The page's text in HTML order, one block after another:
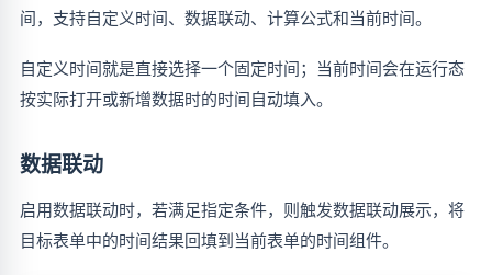
间，支持自定义时间、数据联动、计算公式和当前时间。
自定义时间就是直接选择一个固定时间；当前时间会在运行态
按实际打开或新增数据时的时间自动填入。
数据联动
启用数据联动时，若满足指定条件，则触发数据联动展示，将
目标表单中的时间结果回填到当前表单的时间组件。